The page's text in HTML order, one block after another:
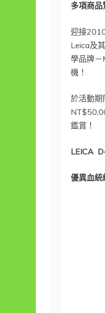
多項商
迎接
Leica及
學品牌－
機！
於活動期
鑑賞！
LEICA
優異血統